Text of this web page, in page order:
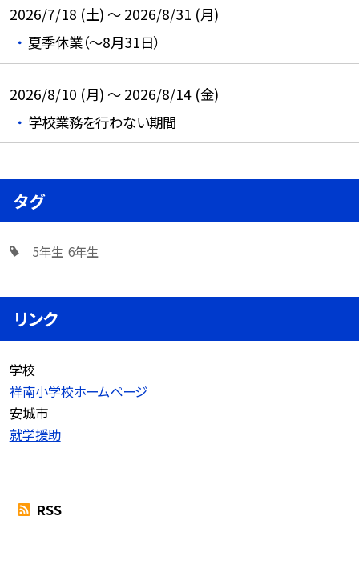
2026/7/18 (土) ～ 2026/8/31 (月)
夏季休業（～8月31日）
2026/8/10 (月) ～ 2026/8/14 (金)
学校業務を行わない期間
タグ
5年生 6年生
リンク
学校
祥南小学校ホームページ
安城市
就学援助
RSS